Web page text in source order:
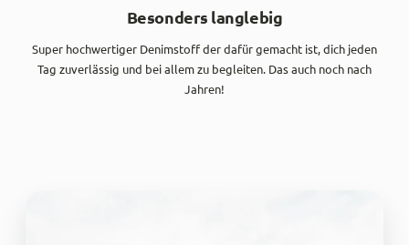
Besonders langlebig
Super hochwertiger Denimstoff der dafür gemacht ist, dich jeden
Tag zuverlässig und bei allem zu begleiten. Das auch noch nach
Jahren!